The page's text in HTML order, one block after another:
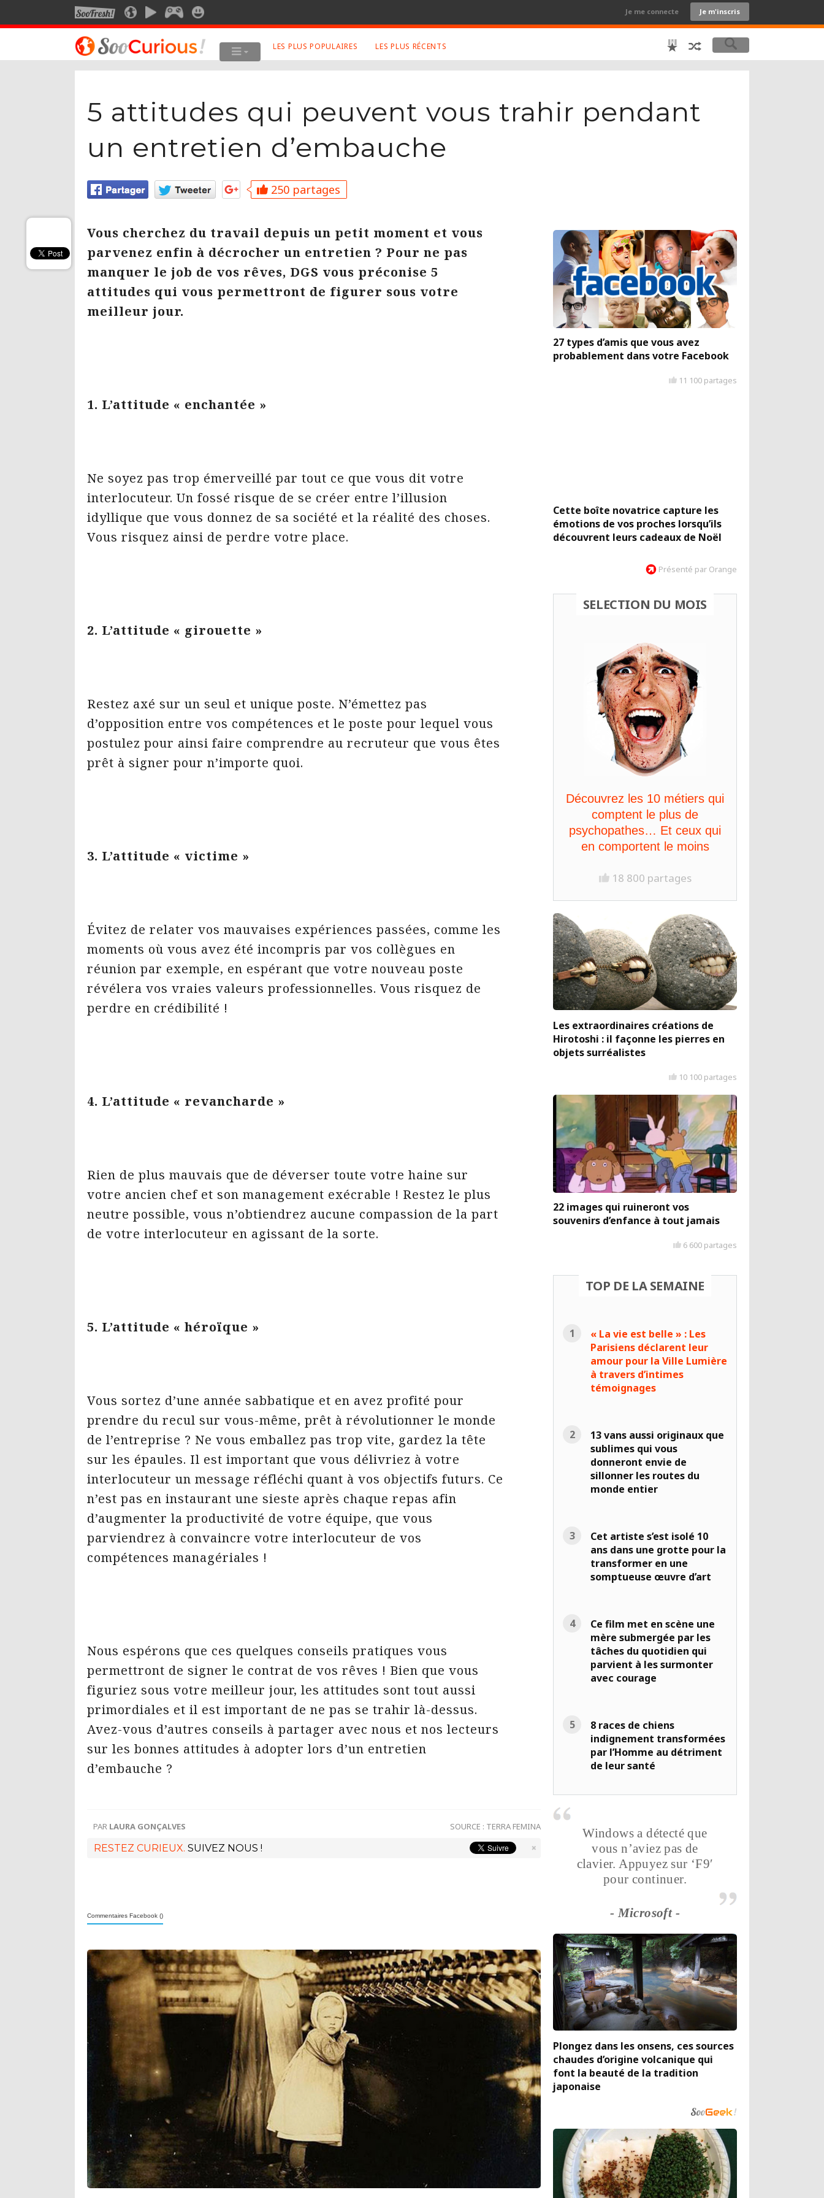
SOOFRESHSOOCURIOUSSOOMOTION
SOOGEEK Je me connecte Je m'inscris
Culture
Voyage
Multimédia
Style de vie
Art
Photographies
Robot
Cinema
Twitter
Mentions Légales
LES PLUS POPULAIRES LES PLUS RÉCENTS
5 attitudes qui peuvent vous trahir pendant
un entretien d’embauche
250 partages
Vous cherchez du travail depuis un petit moment et vous
parvenez enfin à décrocher un entretien ? Pour ne pas
manquer le job de vos rêves, DGS vous préconise 5
attitudes qui vous permettront de figurer sous votre
meilleur jour.
1. L’attitude « enchantée »
Ne soyez pas trop émerveillé par tout ce que vous dit votre
interlocuteur. Un fossé risque de se créer entre l’illusion
idyllique que vous donnez de sa société et la réalité des choses.
Vous risquez ainsi de perdre votre place.
2. L’attitude « girouette »
Restez axé sur un seul et unique poste. N’émettez pas
d’opposition entre vos compétences et le poste pour lequel vous
postulez pour ainsi faire comprendre au recruteur que vous êtes
prêt à signer pour n’importe quoi.
3. L’attitude « victime »
Évitez de relater vos mauvaises expériences passées, comme les
moments où vous avez été incompris par vos collègues en
réunion par exemple, en espérant que votre nouveau poste
révélera vos vraies valeurs professionnelles. Vous risquez de
perdre en crédibilité !
4. L’attitude « revancharde »
Rien de plus mauvais que de déverser toute votre haine sur
votre ancien chef et son management exécrable ! Restez le plus
neutre possible, vous n’obtiendrez aucune compassion de la part
de votre interlocuteur en agissant de la sorte.
5. L’attitude « héroïque »
Vous sortez d’une année sabbatique et en avez profité pour
prendre du recul sur vous-même, prêt à révolutionner le monde
de l’entreprise ? Ne vous emballez pas trop vite, gardez la tête
sur les épaules. Il est important que vous délivriez à votre
interlocuteur un message réfléchi quant à vos objectifs futurs. Ce
n’est pas en instaurant une sieste après chaque repas afin
d’augmenter la productivité de votre équipe, que vous
parviendrez à convaincre votre interlocuteur de vos
compétences managériales !
Nous espérons que ces quelques conseils pratiques vous
permettront de signer le contrat de vos rêves ! Bien que vous
figuriez sous votre meilleur jour, les attitudes sont tout aussi
primordiales et il est important de ne pas se trahir là-dessus.
Avez-vous d’autres conseils à partager avec nous et nos lecteurs
sur les bonnes attitudes à adopter lors d’un entretien
d’embauche ?
SOURCE : TERRA FEMINA
PAR LAURA GONÇALVES
×
RESTEZ CURIEUX. SUIVEZ NOUS !
Commentaires Facebook ()
27 types d’amis que vous avez
probablement dans votre Facebook
11 100 partages
Cette boîte novatrice capture les
émotions de vos proches lorsqu’ils
découvrent leurs cadeaux de Noël
Présenté par Orange
SELECTION DU MOIS
Découvrez les 10 métiers qui
comptent le plus de
psychopathes… Et ceux qui
en comportent le moins
18 800 partages
Les extraordinaires créations de
Hirotoshi : il façonne les pierres en
objets surréalistes
10 100 partages
22 images qui ruineront vos
souvenirs d’enfance à tout jamais
6 600 partages
TOP DE LA SEMAINE
« La vie est belle » : Les
Parisiens déclarent leur
amour pour la Ville Lumière
à travers d’intimes
témoignages
13 vans aussi originaux que
sublimes qui vous
donneront envie de
sillonner les routes du
monde entier
Cet artiste s’est isolé 10
ans dans une grotte pour la
transformer en une
somptueuse œuvre d’art
Ce film met en scène une
mère submergée par les
tâches du quotidien qui
parvient à les surmonter
avec courage
8 races de chiens
indignement transformées
par l’Homme au détriment
de leur santé
Windows a détecté que
vous n’aviez pas de
clavier. Appuyez sur ‘F9′
pour continuer.
- Microsoft -
Plongez dans les onsens, ces sources
chaudes d’origine volcanique qui
font la beauté de la tradition
japonaise